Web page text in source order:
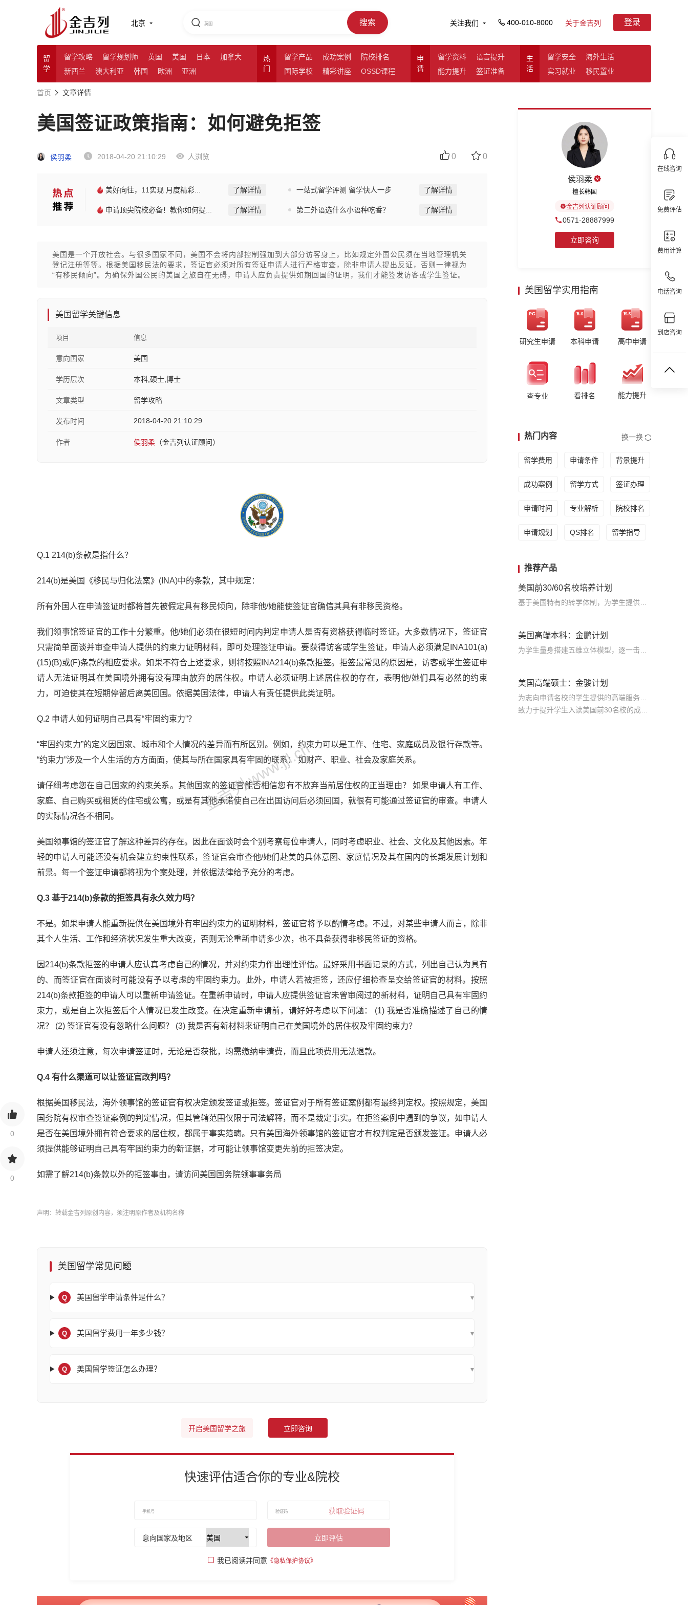
北京 搜索 关注我们 400-010-8000 关于金吉列 登录
留
学
留学攻略 留学规划师 英国 美国 日本
加拿大
新西兰
澳大利亚 韩国 欧洲 亚洲
热
门
留学产品 成功案例
院校排名
国际学校
精彩讲座 OSSD课程
申
请
留学资料
语言提升
能力提升
签证准备
生
活
留学安全
海外生活
实习就业
移民置业
在线咨询
免费评估
费用计算
电话咨询
到店咨询
0
0
首页 文章详情
美国签证政策指南：如何避免拒签
侯羽柔 2018-04-20 21:10:29 人浏览 0 0
美好向往，11实现 月度精彩... 了解详情 一站式留学评测 留学快人一步 了解详情
申请顶尖院校必备！教你如何提... 了解详情 第二外语选什么小语种吃香？ 了解详情
美国是一个开放社会。与很多国家不同，美国不会将内部控制强加到大部分访客身上，比如规定外国公民须在当地管理机关
登记注册等等。根据美国移民法的要求，签证官必须对所有签证申请人进行严格审查，除非申请人提出反证，否则一律视为
“有移民倾向”。为确保外国公民的美国之旅自在无碍，申请人应负责提供如期回国的证明，我们才能签发访客或学生签证。
美国留学关键信息
项目 信息
意向国家 美国
学历层次 本科,硕士,博士
文章类型 留学攻略
发布时间 2018-04-20 21:10:29
作者 侯羽柔 （金吉列认证顾问）
Q.1 214(b)条款是指什么？
214(b)是美国《移民与归化法案》(INA)中的条款，其中规定：
所有外国人在申请签证时都将首先被假定具有移民倾向，除非他/她能使签证官确信其具有非移民资格。
我们领事馆签证官的工作十分繁重。他/她们必须在很短时间内判定申请人是否有资格获得临时签证。大多数情况下，签证官
只需简单面谈并审查申请人提供的约束力证明材料，即可处理签证申请。要获得访客或学生签证，申请人必须满足INA101(a)
(15)(B)或(F)条款的相应要求。如果不符合上述要求，则将按照INA214(b)条款拒签。拒签最常见的原因是，访客或学生签证申
请人无法证明其在美国境外拥有没有理由放弃的居住权。申请人必须证明上述居住权的存在，表明他/她们具有必然的约束
力，可迫使其在短期停留后离美回国。依据美国法律，申请人有责任提供此类证明。
Q.2 申请人如何证明自己具有“牢固约束力”？
“牢固约束力”的定义因国家、城市和个人情况的差异而有所区别。例如，约束力可以是工作、住宅、家庭成员及银行存款等。
“约束力”涉及一个人生活的方方面面，使其与所在国家具有牢固的联系： 如财产、职业、社会及家庭关系。
请仔细考虑您在自己国家的约束关系。其他国家的签证官能否相信您有不放弃当前居住权的正当理由？ 如果申请人有工作、
家庭、自己购买或租赁的住宅或公寓，或是有其他承诺使自己在出国访问后必须回国，就很有可能通过签证官的审查。申请人
的实际情况各不相同。
美国领事馆的签证官了解这种差异的存在。因此在面谈时会个别考察每位申请人，同时考虑职业、社会、文化及其他因素。年
轻的申请人可能还没有机会建立约束性联系，签证官会审查他/她们赴美的具体意图、家庭情况及其在国内的长期发展计划和
前景。每一个签证申请都将视为个案处理，并依据法律给予充分的考虑。
Q.3 基于214(b)条款的拒签具有永久效力吗？
不是。如果申请人能重新提供在美国境外有牢固约束力的证明材料，签证官将予以酌情考虑。不过，对某些申请人而言，除非
其个人生活、工作和经济状况发生重大改变，否则无论重新申请多少次，也不具备获得非移民签证的资格。
因214(b)条款拒签的申请人应认真考虑自己的情况，并对约束力作出理性评估。最好采用书面记录的方式，列出自己认为具有
的、而签证官在面谈时可能没有予以考虑的牢固约束力。此外，申请人若被拒签，还应仔细检查呈交给签证官的材料。按照
214(b)条款拒签的申请人可以重新申请签证。在重新申请时，申请人应提供签证官未曾审阅过的新材料，证明自己具有牢固约
束力，或是自上次拒签后个人情况已发生改变。在决定重新申请前，请好好考虑以下问题： (1) 我是否准确描述了自己的情
况？ (2) 签证官有没有忽略什么问题？ (3) 我是否有新材料来证明自己在美国境外的居住权及牢固约束力？
申请人还须注意，每次申请签证时，无论是否获批，均需缴纳申请费，而且此项费用无法退款。
Q.4 有什么渠道可以让签证官改判吗？
根据美国移民法，海外领事馆的签证官有权决定颁发签证或拒签。签证官对于所有签证案例都有最终判定权。按照规定，美国
国务院有权审查签证案例的判定情况，但其管辖范围仅限于司法解释，而不是裁定事实。在拒签案例中遇到的争议，如申请人
是否在美国境外拥有符合要求的居住权，都属于事实范畴。只有美国海外领事馆的签证官才有权判定是否颁发签证。申请人必
须提供能够证明自己具有牢固约束力的新证据，才可能让领事馆变更先前的拒签决定。
如需了解214(b)条款以外的拒签事由，请访问美国国务院领事事务局
金吉列 www.jjl.cn
声明：转载金吉列原创内容，须注明原作者及机构名称
美国留学常见问题
Q 美国留学申请条件是什么？ ▾
Q 美国留学费用一年多少钱？ ▾
Q 美国留学签证怎么办理？ ▾
开启美国留学之旅 立即咨询
快速评估适合你的专业&院校
获取验证码
意向国家及地区 立即评估
我已阅读并同意 《隐私保护协议》
侯羽柔
擅长韩国
金吉列认证顾问
0571-28887999
立即咨询
美国留学实用指南
研究生申请 本科申请 高中申请
查专业 看排名 能力提升
热门内容 换一换
留学费用 申请条件 背景提升
成功案例 留学方式 签证办理
申请时间 专业解析 院校排名
申请规划 QS排名 留学指导
推荐产品
美国前30/60名校培养计划
美国高端本科：金鹏计划
美国高端硕士：金骏计划